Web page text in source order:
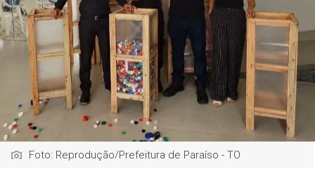
Foto: Reprodução/Prefeitura de Paraíso - TO